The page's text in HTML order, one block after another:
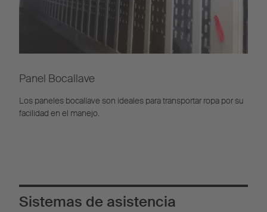
Panel Bocallave
Los paneles bocallave son ideales para transportar ropa por su
facilidad en el manejo.
Sistemas de asistencia